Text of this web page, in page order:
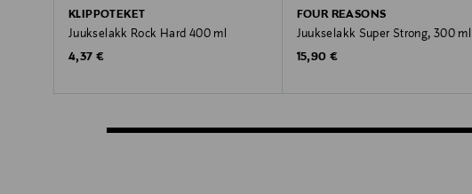
KLIPPOTEKET
Juukselakk Rock Hard 400 ml
Original Price
4,37 €
FOUR REASONS
Juukselakk Super Strong, 300 ml
Original Price
15,90 €